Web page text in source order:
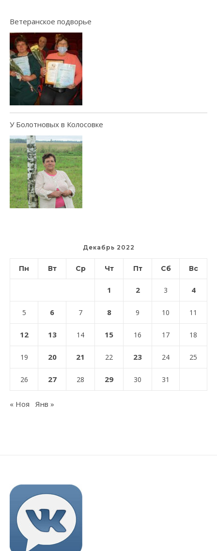
Ветеранское подворье
У Болотновых в Колосовке
Декабрь 2022
Пн Вт Ср Чт Пт Сб Вс
1 2 3 4
5 6 7 8 9 10 11
12 13 14 15 16 17 18
19 20 21 22 23 24 25
26 27 28 29 30 31
« Ноя Янв »